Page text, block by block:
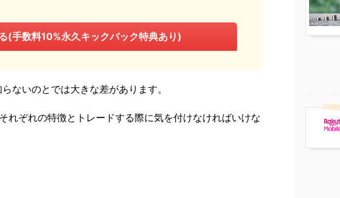
(手数料10%永久キックバック特典あり)
ないのとでは大きな差があります。
れぞれの特徴とトレードする際に気を付けなければいけな